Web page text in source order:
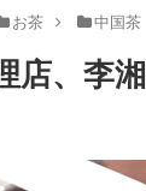
お茶 中国茶
店、李